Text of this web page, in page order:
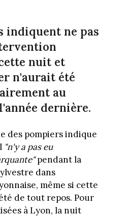
indiquent ne pas
nuit et
n'aurait été
au
dernière.
des pompiers indique
"n'y a pas eu
pendant la
dans
même si cette
de tout repos. Pour
à Lyon, la nuit